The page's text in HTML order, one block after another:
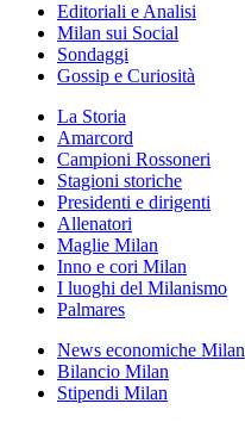
Editoriali e Analisi
Milan sui Social
Sondaggi
Gossip e Curiosità
La Storia
Amarcord
Campioni Rossoneri
Stagioni storiche
Presidenti e dirigenti
Allenatori
Maglie Milan
Inno e cori Milan
I luoghi del Milanismo
Palmares
News economiche Milan
Bilancio Milan
Stipendi Milan